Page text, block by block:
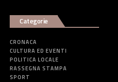
Categorie
CRONACA
CULTURA ED EVENTI
POLITICA LOCALE
RASSEGNA STAMPA
SPORT